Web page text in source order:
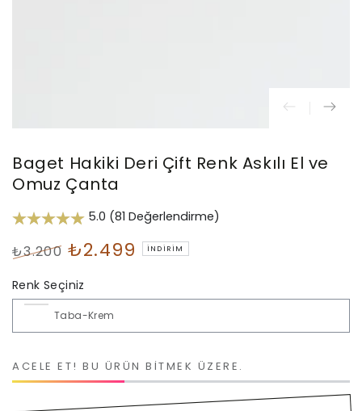
Baget Hakiki Deri Çift Renk Askılı El ve
Omuz Çanta
5.0 (81 Değerlendirme)
fiyat
₺3.200
Fiyat
₺2.499 İNDIRIM
Renk Seçiniz
ACELE ET! BU ÜRÜN BITMEK ÜZERE.